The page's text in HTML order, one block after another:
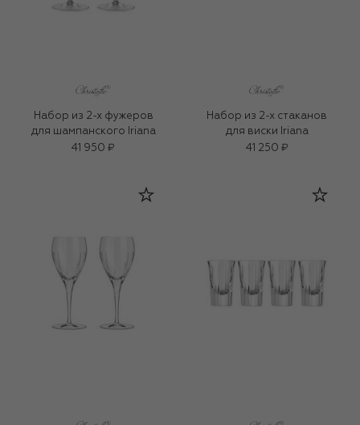
Набор из 2-х фужеров
для шампанского Iriana
41 950 ₽
Набор из 2-х стаканов
для виски Iriana
41 250 ₽